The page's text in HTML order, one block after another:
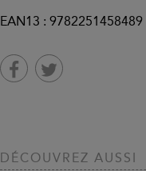
EAN13 : 9782251458489
DÉCOUVREZ AUSSI